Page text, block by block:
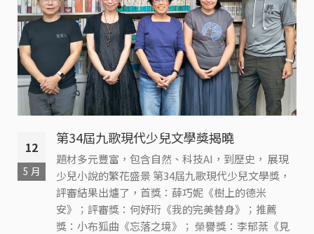
12
5 月
第34屆九歌現代少兒文學獎揭曉
題材多元豐富，包含自然、科技AI，到歷史， 展現
少兒小說的繁花盛景 第34屆九歌現代少兒文學獎，
評審結果出爐了，首獎：薛巧妮《樹上的德米
安》；評審獎：何妤珩《我的完美替身》；推薦
獎：小布狐曲《忘落之境》； 榮譽獎：李郁棻《見